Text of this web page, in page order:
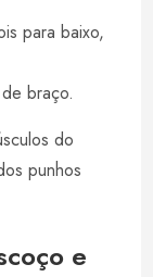
para baixo,
braço.
do
punhos
e